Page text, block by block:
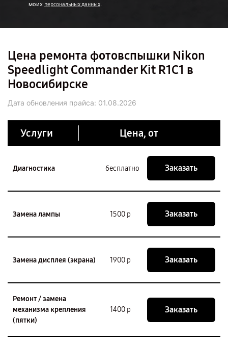
моих персональных данных.
Цена ремонта фотовспышки Nikon
Speedlight Commander Kit R1C1 в
Новосибирске
Дата обновления прайса: 01.08.2026
Услуги Цена, от
Диагностика бесплатно Заказать
Замена лампы 1500 р Заказать
Замена дисплея (экрана) 1900 р Заказать
Ремонт / замена
механизма крепления
(пятки)
1400 р Заказать